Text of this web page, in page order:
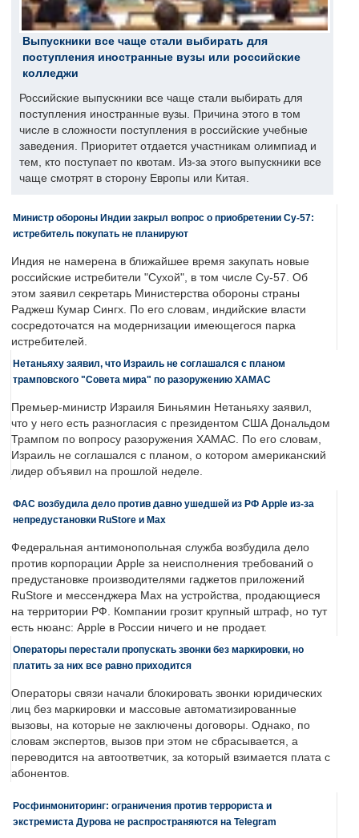
Выпускники все чаще стали выбирать для
поступления иностранные вузы или российские
колледжи
Российские выпускники все чаще стали выбирать для
поступления иностранные вузы. Причина этого в том
числе в сложности поступления в российские учебные
заведения. Приоритет отдается участникам олимпиад и
тем, кто поступает по квотам. Из-за этого выпускники все
чаще смотрят в сторону Европы или Китая.
Министр обороны Индии закрыл вопрос о приобретении Су-57:
истребитель покупать не планируют
Индия не намерена в ближайшее время закупать новые
российские истребители "Сухой", в том числе Су-57. Об
этом заявил секретарь Министерства обороны страны
Раджеш Кумар Сингх. По его словам, индийские власти
сосредоточатся на модернизации имеющегося парка
истребителей.
Нетаньяху заявил, что Израиль не соглашался с планом
трамповского "Совета мира" по разоружению ХАМАС
Премьер-министр Израиля Биньямин Нетаньяху заявил,
что у него есть разногласия с президентом США Дональдом
Трампом по вопросу разоружения ХАМАС. По его словам,
Израиль не соглашался с планом, о котором американский
лидер объявил на прошлой неделе.
ФАС возбудила дело против давно ушедшей из РФ Apple из-за
непредустановки RuStore и Max
Федеральная антимонопольная служба возбудила дело
против корпорации Apple за неисполнения требований о
предустановке производителями гаджетов приложений
RuStore и мессенджера Max на устройства, продающиеся
на территории РФ. Компании грозит крупный штраф, но тут
есть нюанс: Apple в России ничего и не продает.
Операторы перестали пропускать звонки без маркировки, но
платить за них все равно приходится
Операторы связи начали блокировать звонки юридических
лиц без маркировки и массовые автоматизированные
вызовы, на которые не заключены договоры. Однако, по
словам экспертов, вызов при этом не сбрасывается, а
переводится на автоответчик, за который взимается плата с
абонентов.
Росфинмониторинг: ограничения против террориста и
экстремиста Дурова не распространяются на Telegram